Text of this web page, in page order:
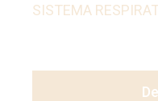
SISTEMA